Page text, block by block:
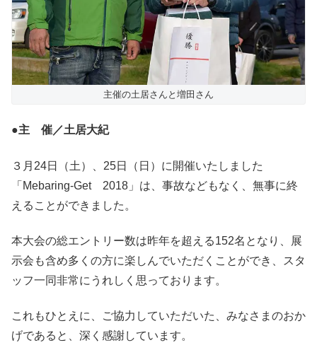
主催の土居さんと増田さん
●主 催／土居大紀
３月24日（土）、25日（日）に開催いたしました
「Mebaring-Get 2018」は、事故などもなく、無事に終
えることができました。
本大会の総エントリー数は昨年を超える152名となり、展
示会も含め多くの方に楽しんでいただくことができ、スタ
ッフ一同非常にうれしく思っております。
これもひとえに、ご協力していただいた、みなさまのおか
げであると、深く感謝しています。